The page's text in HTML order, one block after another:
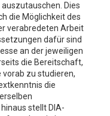
auszutauschen. Dies
die Möglichkeit des
verabredeten Arbeit
dafür sind
an der jeweiligen
die Bereitschaft,
zu studieren,
die
stellt DIA-